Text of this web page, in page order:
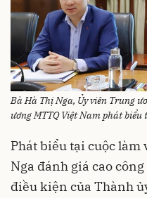
Bà Hà Thị Nga, Ủy viên Trung
ương MTTQ Việt Nam phát biểu
Phát biểu tại cuộc làm
Nga đánh giá cao
điều kiện của Thành